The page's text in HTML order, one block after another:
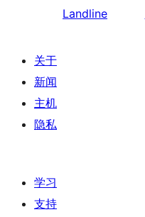
Landline
关于
新闻
主机
隐私
学习
支持